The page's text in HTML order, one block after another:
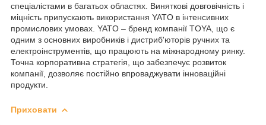
спеціалістами в багатьох областях. Виняткові довговічність і
міцність припускають використання YATO в інтенсивних
промислових умовах. YATO – бренд компанії TOYA, що є
одним з основних виробників і дистриб'юторів ручних та
електроінструментів, що працюють на міжнародному ринку.
Точна корпоративна стратегія, що забезпечує розвиток
компанії, дозволяє постійно впроваджувати інноваційні
продукти.
Приховати